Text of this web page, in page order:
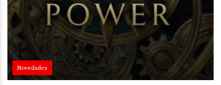
Novedades